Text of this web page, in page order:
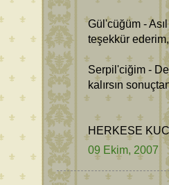
Gül'cüğüm -
teşekkür
Serpil'ciğim -
kalırsın
HERKESE
09 Ekim, 2007